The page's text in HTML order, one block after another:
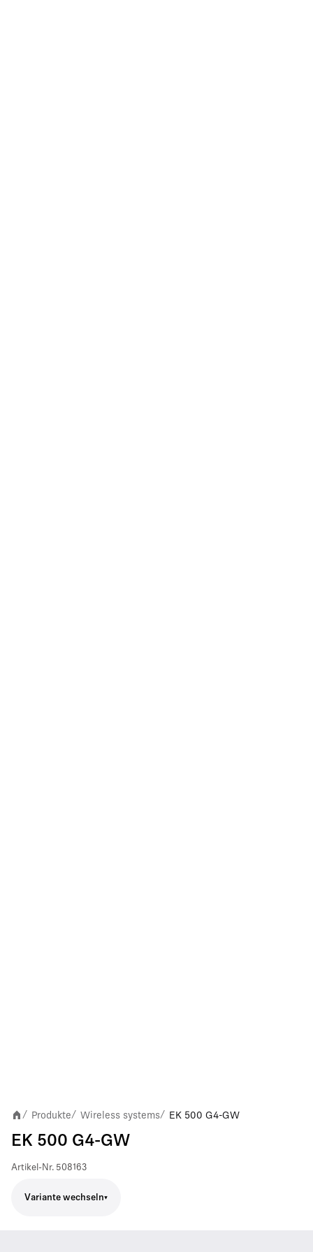
/ Produkte/ Wireless systems/ EK 500 G4-GW
EK 500 G4-GW
Artikel-Nr. 508163
Variante wechseln